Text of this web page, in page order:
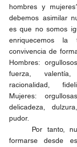
hombres y
debemos asimilar
es que no somos
enriquecemos la
convivencia de
Hombres:
fuerza,
racionalidad,
Mujeres:
delicadeza,
pudor.
formarse desde